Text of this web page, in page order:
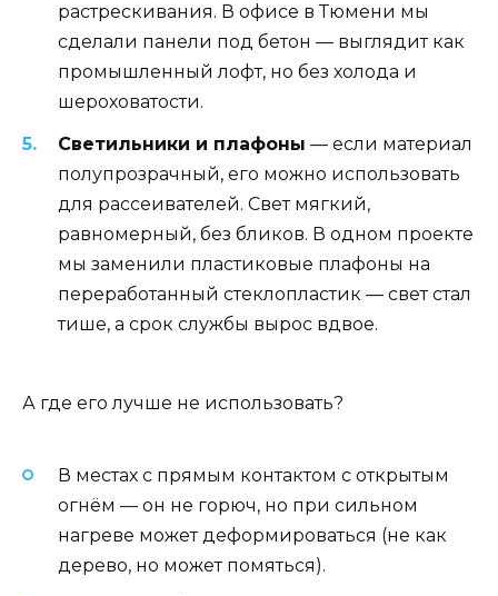
растрескивания. В офисе в Тюмени мы
сделали панели под бетон — выглядит как
промышленный лофт, но без холода и
шероховатости.
Светильники и плафоны — если материал
полупрозрачный, его можно использовать
для рассеивателей. Свет мягкий,
равномерный, без бликов. В одном проекте
мы заменили пластиковые плафоны на
переработанный стеклопластик — свет стал
тише, а срок службы вырос вдвое.
А где его лучше не использовать?
В местах с прямым контактом с открытым
огнём — он не горюч, но при сильном
нагреве может деформироваться (не как
дерево, но может помяться).